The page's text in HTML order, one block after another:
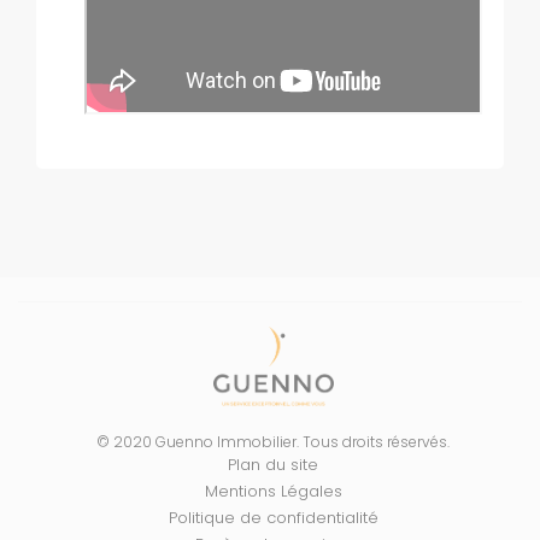
© 2020 Guenno Immobilier. Tous droits réservés.
Plan du site
Mentions Légales
Politique de confidentialité